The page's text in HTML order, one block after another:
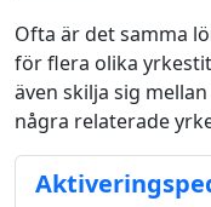
Ofta är det samma
för flera olika
även skilja sig
några relaterade